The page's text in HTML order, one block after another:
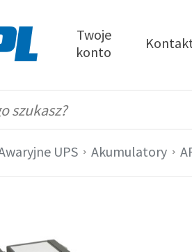
Twoje
konto
UPS Akumulatory